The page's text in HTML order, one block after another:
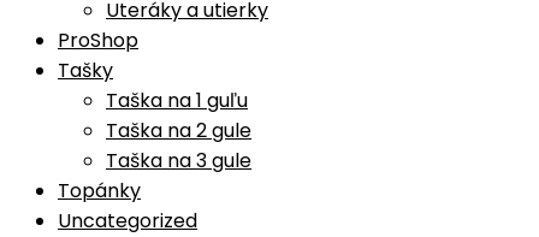
Uteráky a utierky
ProShop
Tašky
Taška na 1 guľu
Taška na 2 gule
Taška na 3 gule
Topánky
Uncategorized